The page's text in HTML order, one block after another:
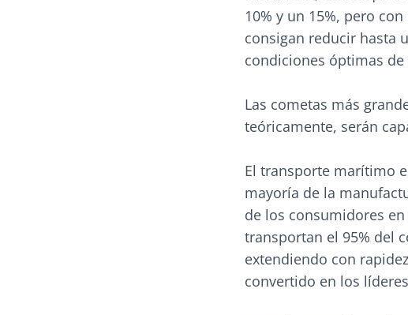
10% y un 15%, pero
consigan reducir hasta
condiciones óptimas de
Las cometas más
teóricamente, serán
El transporte marítimo
mayoría de la
de los consumidores en
transportan el 95% del
extendiendo con
convertido en los